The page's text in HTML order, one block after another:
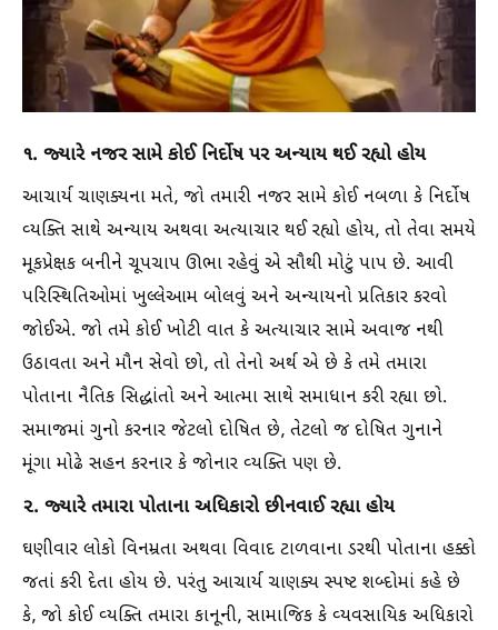
૧. જ્યારે નજર સામે કોઈ નિર્દોષ પર અન્યાય થઈ રહ્યો હોય
આચાર્ય ચાણક્યના મતે, જો તમારી નજર સામે કોઈ નબળા કે નિર્દોષ
વ્યક્તિ સાથે અન્યાય અથવા અત્યાચાર થઈ રહ્યો હોય, તો તેવા સમયે
મૂકપ્રેક્ષક બનીને ચૂપચાપ ઊભા રહેવું એ સૌથી મોટું પાપ છે. આવી
પરિસ્થિતિઓમાં ખુલ્લેઆમ બોલવું અને અન્યાયનો પ્રતિકાર કરવો
જોઈએ. જો તમે કોઈ ખોટી વાત કે અત્યાચાર સામે અવાજ નથી
ઉઠાવતા અને મૌન સેવો છો, તો તેનો અર્થ એ છે કે તમે તમારા
પોતાના નૈતિક સિદ્ધાંતો અને આત્મા સાથે સમાધાન કરી રહ્યા છો.
સમાજમાં ગુનો કરનાર જેટલો દોષિત છે, તેટલો જ દોષિત ગુનાને
મૂંગા મોઢે સહન કરનાર કે જોનાર વ્યક્તિ પણ છે.
૨. જ્યારે તમારા પોતાના અધિકારો છીનવાઈ રહ્યા હોય
ઘણીવાર લોકો વિનમ્રતા અથવા વિવાદ ટાળવાના ડરથી પોતાના હક્કો
જતાં કરી દેતા હોય છે. પરંતુ આચાર્ય ચાણક્ય સ્પષ્ટ શબ્દોમાં કહે છે
કે, જો કોઈ વ્યક્તિ તમારા કાનૂની, સામાજિક કે વ્યવસાયિક અધિકારો